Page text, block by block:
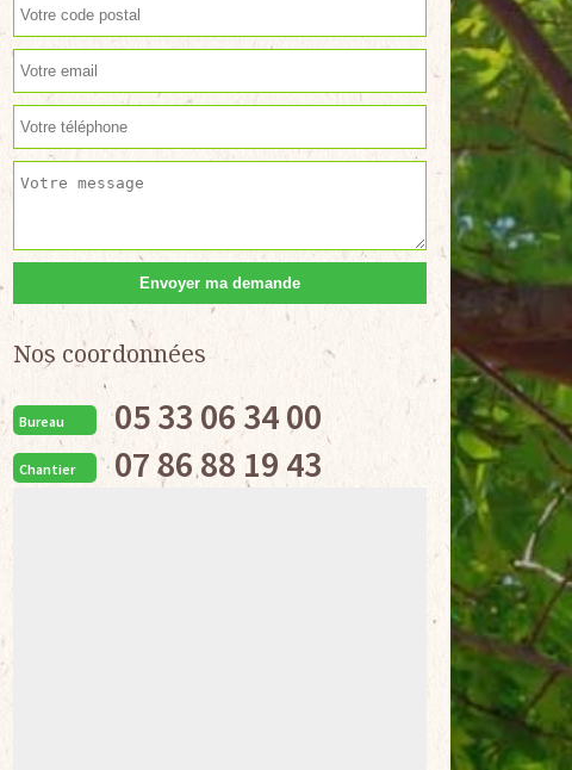
Nos coordonnées
Bureau 05 33 06 34 00
Chantier 07 86 88 19 43